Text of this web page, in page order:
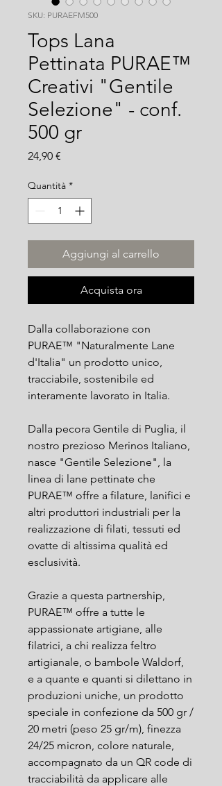
SKU: PURAEFM500
Tops Lana
Pettinata PURAE™
Creativi "Gentile
Selezione" - conf.
500 gr
24,90 €
Quantità *
Aggiungi al carrello
Acquista ora
Dalla collaborazione con
PURAE™ "Naturalmente Lane
d'Italia" un prodotto unico,
tracciabile, sostenibile ed
interamente lavorato in Italia.
Dalla pecora Gentile di Puglia, il
nostro prezioso Merinos Italiano,
nasce "Gentile Selezione", la
linea di lane pettinate che
PURAE™ offre a filature, lanifici e
altri produttori industriali per la
realizzazione di filati, tessuti ed
ovatte di altissima qualità ed
esclusività.
Grazie a questa partnership,
PURAE™ offre a tutte le
appassionate artigiane, alle
filatrici, a chi realizza feltro
artigianale, o bambole Waldorf,
e a quante e quanti si dilettano in
produzioni uniche, un prodotto
speciale in confezione da 500 gr /
20 metri (peso 25 gr/m), finezza
24/25 micron, colore naturale,
accompagnato da un QR code di
tracciabilità da applicare alle